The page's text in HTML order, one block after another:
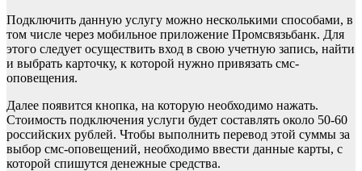
Подключить данную услугу можно несколькими способами, в
том числе через мобильное приложение Промсвязьбанк. Для
этого следует осуществить вход в свою учетную запись, найти
и выбрать карточку, к которой нужно привязать смс-
оповещения.
Далее появится кнопка, на которую необходимо нажать.
Стоимость подключения услуги будет составлять около 50-60
российских рублей. Чтобы выполнить перевод этой суммы за
выбор смс-оповещений, необходимо ввести данные карты, с
которой спишутся денежные средства.